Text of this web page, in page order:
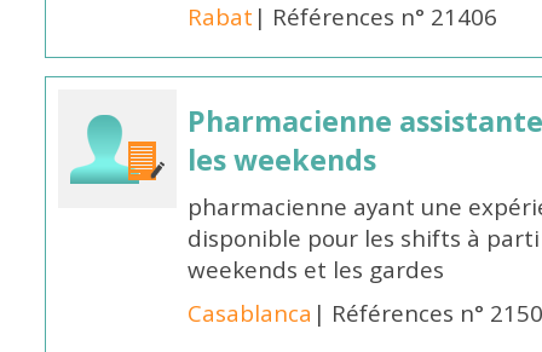
Rabat | Références n° 21406
Pharmacienne
les weekends
pharmacienne ayant une
disponible pour les shifts à
weekends et les gardes
Casablanca | Références n°